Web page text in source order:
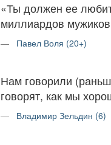
«Ты должен ее
миллиардов
Павел Воля (20+)
Нам говорили
говорят, как мы
Владимир Зельдин (6)